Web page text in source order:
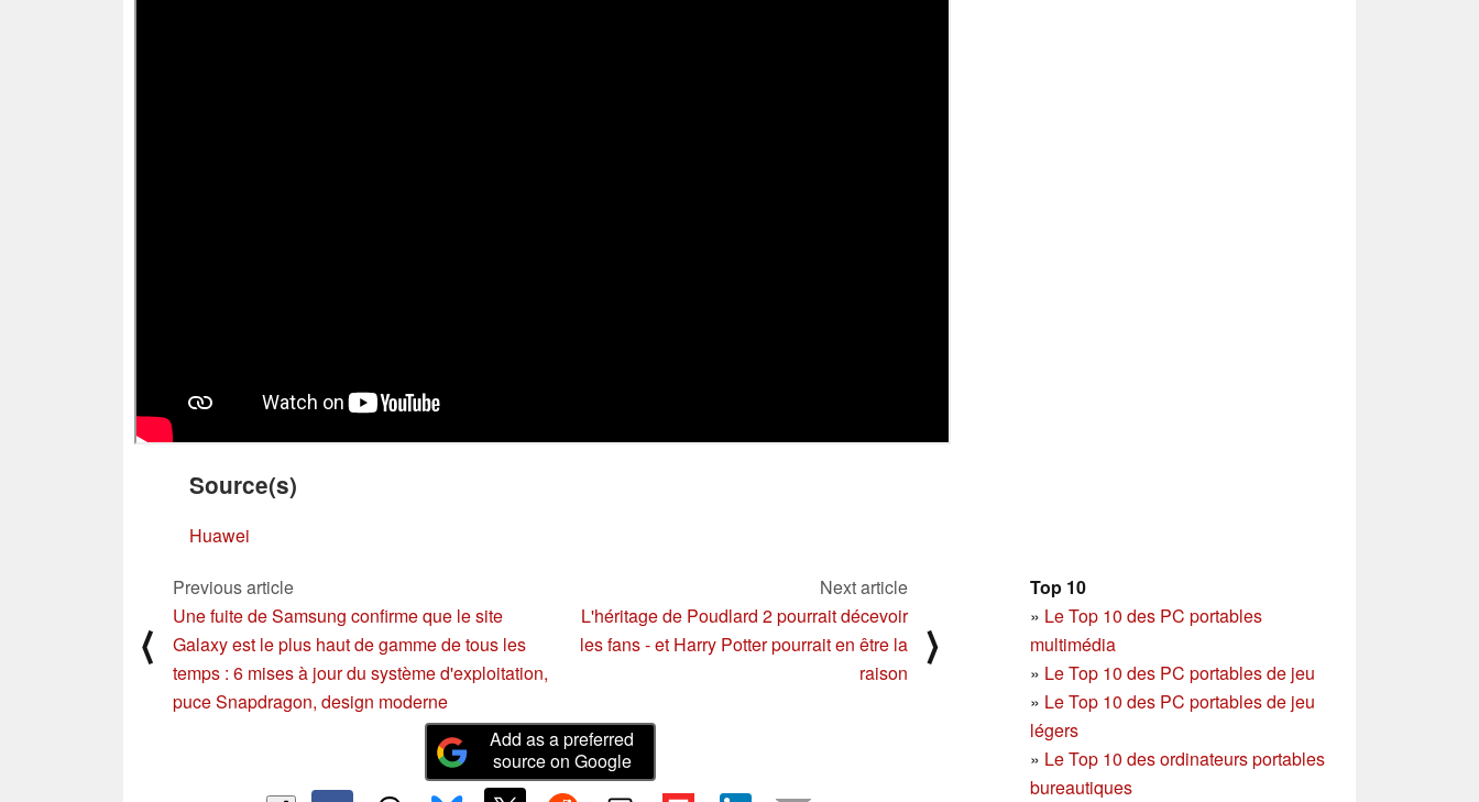
Source(s)
Huawei
Top 10
» Le Top 10 des PC portables
multimédia
» Le Top 10 des PC portables de jeu
» Le Top 10 des PC portables de jeu
légers
» Le Top 10 des ordinateurs portables
bureautiques
⟨
Previous article
Une fuite de Samsung confirme que le site
Galaxy est le plus haut de gamme de tous les
temps : 6 mises à jour du système d'exploitation,
puce Snapdragon, design moderne
Next article
L'héritage de Poudlard 2 pourrait décevoir
les fans - et Harry Potter pourrait en être la
raison
⟩
Add as a preferred
source on Google